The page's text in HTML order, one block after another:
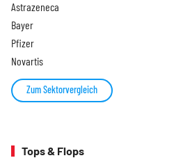
Astrazeneca
Bayer
Pfizer
Novartis
Zum Sektorvergleich
Tops & Flops